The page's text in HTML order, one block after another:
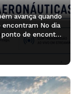
avança quando
encontram No dia
de encontro
e lideranças
da aviação. O